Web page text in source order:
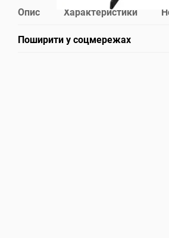
Опис Характеристики
Поширити у соцмережах